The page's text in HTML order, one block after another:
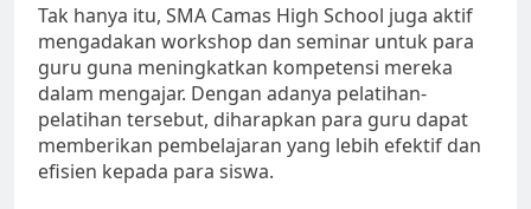
Tak hanya itu, SMA Camas High School juga aktif
mengadakan workshop dan seminar untuk para
guru guna meningkatkan kompetensi mereka
dalam mengajar. Dengan adanya pelatihan-
pelatihan tersebut, diharapkan para guru dapat
memberikan pembelajaran yang lebih efektif dan
efisien kepada para siswa.